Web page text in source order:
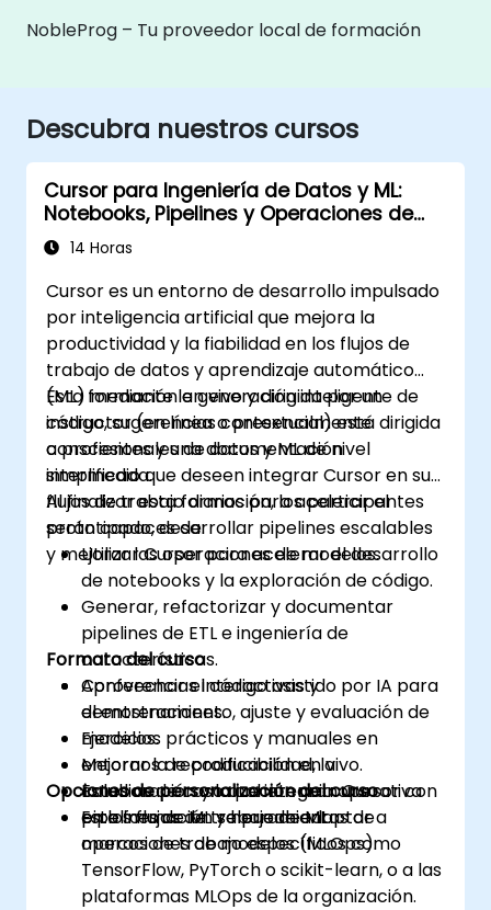
NobleProg – Tu proveedor local de formación
Descubra nuestros cursos
Cursor para Ingeniería de Datos y ML:
Notebooks, Pipelines y Operaciones de
Modelos
14 Horas
Cursor es un entorno de desarrollo impulsado
por inteligencia artificial que mejora la
productividad y la fiabilidad en los flujos de
trabajo de datos y aprendizaje automático
(ML) mediante la generación inteligente de
código, sugerencias contextualmente
conscientes y una documentación
simplificada.
Esta formación en vivo y dirigida por un
instructor (en línea o presencial) está dirigida
a profesionales de datos y ML de nivel
intermedio que deseen integrar Cursor en sus
flujos de trabajo diarios para acelerar el
prototipado, desarrollar pipelines escalables
y mejorar las operaciones de modelos.
Al finalizar esta formación, los participantes
serán capaces de:
Utilizar Cursor para acelerar el desarrollo
de notebooks y la exploración de código.
Generar, refactorizar y documentar
pipelines de ETL e ingeniería de
características.
Aprovechar el código asistido por IA para
el entrenamiento, ajuste y evaluación de
modelos.
Mejorar la reproducibilidad, la
colaboración y la coherencia operativa
en los flujos de trabajo de ML.
Formato del curso
Conferencias interactivas y
demostraciones.
Ejercicios prácticos y manuales en
entornos de codificación en vivo.
Estudios de caso que integran Cursor con
pipelines de ML y herramientas de
operaciones de modelos (MLOps).
Opciones de personalización del curso
Esta formación se puede adaptar a
marcos de trabajo específicos como
TensorFlow, PyTorch o scikit-learn, o a las
plataformas MLOps de la organización.